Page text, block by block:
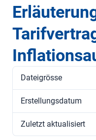
Dateigrösse
Erstellungsdatum
Zuletzt aktualisiert